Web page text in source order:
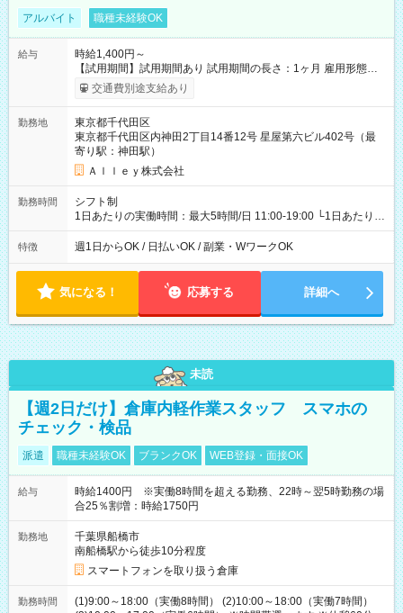
アルバイト 職種未経験OK
給与
時給1,400円～
【試用期間】試用期間あり 試用期間の長さ：1ヶ月 雇用形態、
給与は本採用時と同じです。
交通費別途支給あり
勤務地
東京都千代田区
東京都千代田区内神田2丁目14番12号 星屋第六ビル402号（最
寄り駅：神田駅）
Ａｌｌｅｙ株式会社
勤務時間
シフト制
1日あたりの実働時間：最大5時間/日 11:00-19:00 └1日あたりの
実働時間：1-5時間 └上記の時間帯内であれば、いつでも勤務可
能！ └平日・土曜日の中で、お好きな曜日でご勤務いただけま
18:00 などのように、自由な働き方が可能なお仕事です！
特徴 週1日からOK / 日払いOK / 副業・WワークOK
気になる！ 応募する 詳細へ
未読
【週2日だけ】倉庫内軽作業スタッフ スマホの
チェック・検品
派遣 職種未経験OK ブランクOK WEB登録・面接OK
給与
時給1400円 ※実働8時間を超える勤務、22時～翌5時勤務の場
合25％割増：時給1750円
勤務地
千葉県船橋市
南船橋駅から徒歩10分程度
スマートフォンを取り扱う倉庫
勤務時間
(1)9:00～18:00（実働8時間） (2)10:00～18:00（実働7時間）